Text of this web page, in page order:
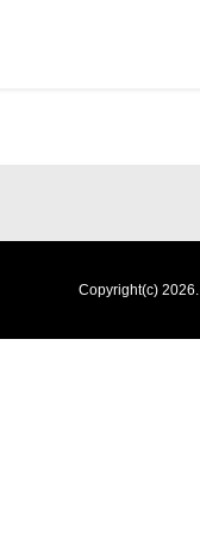
Copyright(c) 2026.